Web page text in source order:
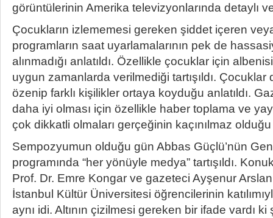
görüntülerinin Amerika televizyonlarında detaylı
Çocukların izlememesi gereken şiddet içeren
programların saat uyarlamalarının pek de
alınmadığı anlatıldı. Özellikle çocuklar için
uygun zamanlarda verilmediği tartışıldı. Çocuklar
özenip farklı kişilikler ortaya koyduğu anlatıldı.
daha iyi olması için özellikle haber toplama ve
çok dikkatli olmaları gerçeğinin kaçınılmaz
Sempozyumun olduğu gün Abbas Güçlü’nün
programında “her yönüyle medya” tartışıldı.
Prof. Dr. Emre Kongar ve gazeteci Ayşenur
İstanbul Kültür Üniversitesi öğrencilerinin
aynı idi. Altının çizilmesi gereken bir ifade vardı